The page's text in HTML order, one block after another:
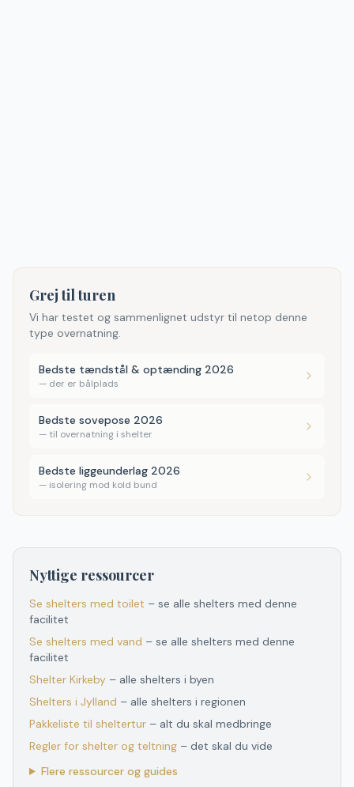
Grej til turen
Vi har testet og sammenlignet udstyr til netop denne
type overnatning.
Bedste tændstål & optænding 2026
— der er bålplads
Bedste sovepose 2026
— til overnatning i shelter
Bedste liggeunderlag 2026
— isolering mod kold bund
Nyttige ressourcer
Se shelters med toilet – se alle shelters med denne
facilitet
Se shelters med vand – se alle shelters med denne
facilitet
Shelter Kirkeby – alle shelters i byen
Shelters i Jylland – alle shelters i regionen
Pakkeliste til sheltertur – alt du skal medbringe
Regler for shelter og teltning – det skal du vide
Flere ressourcer og guides